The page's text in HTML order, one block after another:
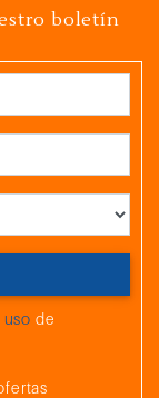
boletín
de